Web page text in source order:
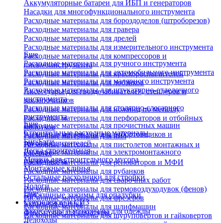
Аккумуляторные батареи для ИБП и генераторов
Насадки для многофункционального инструмента
Расходные материалы для бороздоделов (штроборезов)
Расходные материалы для гравера
Расходные материалы для дрелей
Расходные материалы для измерительного инструмента
Расходные материалы для компрессоров и
пневмоинструмента
Расходные материалы для краскораспылителей
Расходные материалы для лобзиков
Аксессуары для гвоздезабивателей, степлеров и
заклепочников
Расходные материалы для ножниц по металлу
Расходные материалы для перфораторов и отбойных
молотков
Расходные материалы для пил
Расходные материалы для пистолетов монтажных и
клеевых
Расходные материалы для реноваторов и МФИ
Расходные материалы для рубанков
Расходные материалы для сварочных работ
Расходные материалы для термовоздуходувок (фенов)
Расходные материалы для фрезеров
Расходные материалы для шлифмашин
Расходные материалы для шуруповертов и гайковертов
Еще
Расходные материалы для ручного инструмента
Расходные материалы для автомобильного инструмента
Расходные материалы для малярного инструмента
Расходные материалы для штукатурно-отделочного
инструмента
Расходные материалы для столярно-слесарного
инструмента
Расходные материалы для прочистных машин
Расходные материалы для отбортовщиков и
труборасширителей
Расходные материалы для электромонтажного
инструмента
Еще
Строительные расходные материалы
Биг-Бэги
Леска строительная
Мешки для строительного мусора
Монтажные клинья
Остальные расходники для стройки
Пологи
Пружинные зажимы для опалубки
Укрывная пленка
Фиксаторы для арматуры
Еще
Спецодежда и СИЗ
Аксессуары и материалы для одежды
Ледоходы